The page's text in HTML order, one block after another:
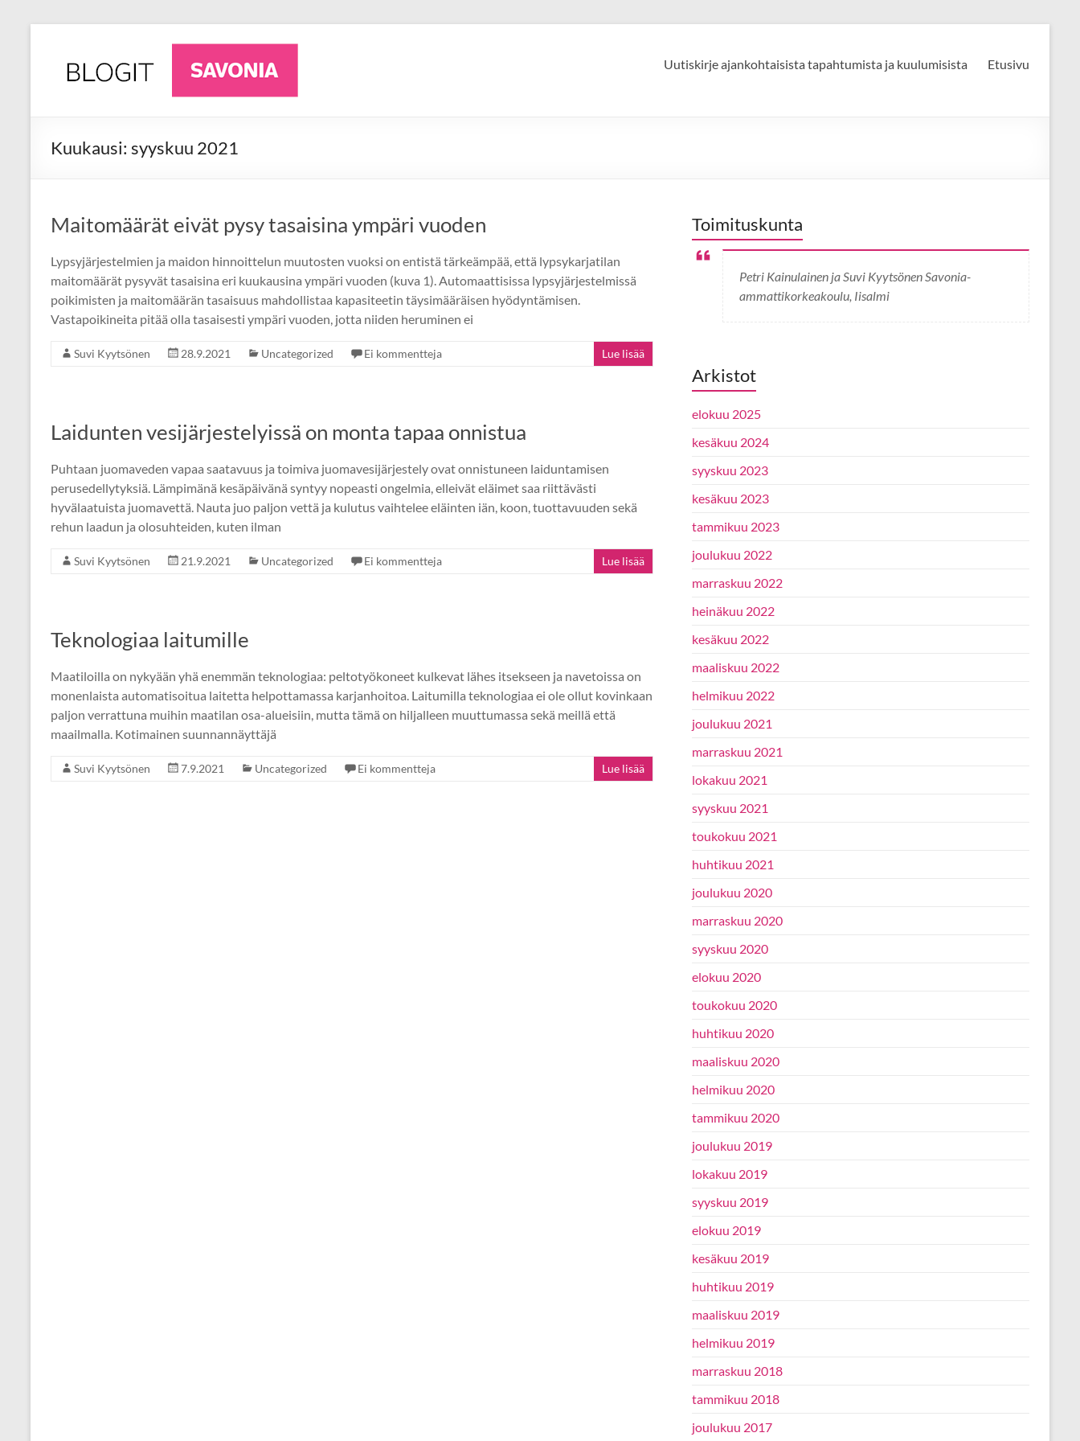
contentAgriFuture
Iisalmi
luonnonvara-
Uutiskirje ajankohtaisista tapahtumista ja kuulumisista Etusivu
Kuukausi: syyskuu 2021
Maitomäärät eivät pysy tasaisina ympäri vuoden
Lypsyjärjestelmien ja maidon hinnoittelun muutosten vuoksi on entistä tärkeämpää, että lypsykarjatilan
maitomäärät pysyvät tasaisina eri kuukausina ympäri vuoden (kuva 1). Automaattisissa lypsyjärjestelmissä
poikimisten ja maitomäärän tasaisuus mahdollistaa kapasiteetin täysimääräisen hyödyntämisen.
Vastapoikineita pitää olla tasaisesti ympäri vuoden, jotta niiden heruminen ei
Suvi Kyytsönen 28.9.2021 Uncategorized Ei kommentteja Lue lisää
Laidunten vesijärjestelyissä on monta tapaa onnistua
Puhtaan juomaveden vapaa saatavuus ja toimiva juomavesijärjestely ovat onnistuneen laiduntamisen
perusedellytyksiä. Lämpimänä kesäpäivänä syntyy nopeasti ongelmia, elleivät eläimet saa riittävästi
hyvälaatuista juomavettä. Nauta juo paljon vettä ja kulutus vaihtelee eläinten iän, koon, tuottavuuden sekä
rehun laadun ja olosuhteiden, kuten ilman
Suvi Kyytsönen 21.9.2021 Uncategorized Ei kommentteja Lue lisää
Teknologiaa laitumille
Maatiloilla on nykyään yhä enemmän teknologiaa: peltotyökoneet kulkevat lähes itsekseen ja navetoissa on
monenlaista automatisoitua laitetta helpottamassa karjanhoitoa. Laitumilla teknologiaa ei ole ollut kovinkaan
paljon verrattuna muihin maatilan osa-alueisiin, mutta tämä on hiljalleen muuttumassa sekä meillä että
maailmalla. Kotimainen suunnannäyttäjä
Suvi Kyytsönen 7.9.2021 Uncategorized Ei kommentteja Lue lisää
Toimituskunta
Petri Kainulainen ja Suvi Kyytsönen Savonia-
ammattikorkeakoulu, Iisalmi
Arkistot
elokuu 2025
kesäkuu 2024
syyskuu 2023
kesäkuu 2023
tammikuu 2023
joulukuu 2022
marraskuu 2022
heinäkuu 2022
kesäkuu 2022
maaliskuu 2022
helmikuu 2022
joulukuu 2021
marraskuu 2021
lokakuu 2021
syyskuu 2021
toukokuu 2021
huhtikuu 2021
joulukuu 2020
marraskuu 2020
syyskuu 2020
elokuu 2020
toukokuu 2020
huhtikuu 2020
maaliskuu 2020
helmikuu 2020
tammikuu 2020
joulukuu 2019
lokakuu 2019
syyskuu 2019
elokuu 2019
kesäkuu 2019
huhtikuu 2019
maaliskuu 2019
helmikuu 2019
marraskuu 2018
tammikuu 2018
joulukuu 2017